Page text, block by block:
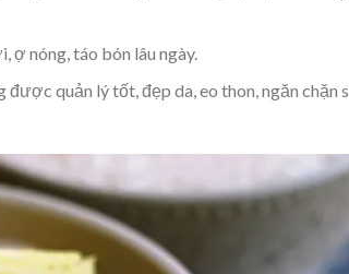
ợ nóng, táo bón lâu ngày.
được quản lý tốt, đẹp da, eo thon,ngăn chặn